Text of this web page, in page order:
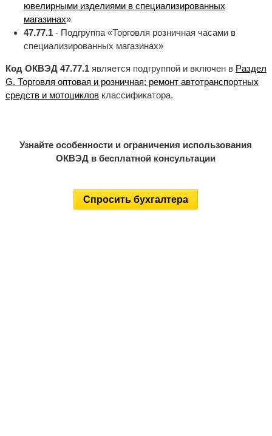
ювелирными изделиями в специализированных
магазинах»
47.77.1- Подгруппа «Торговля розничная часами в
специализированных магазинах»
Код ОКВЭД 47.77.1является подгруппой и включен в Раздел
G. Торговля оптовая и розничная; ремонт автотранспортных
средств и мотоцикловклассификатора.
Узнайте особенности и ограничения использования
ОКВЭД в бесплатной консультации
Спросить бухгалтера